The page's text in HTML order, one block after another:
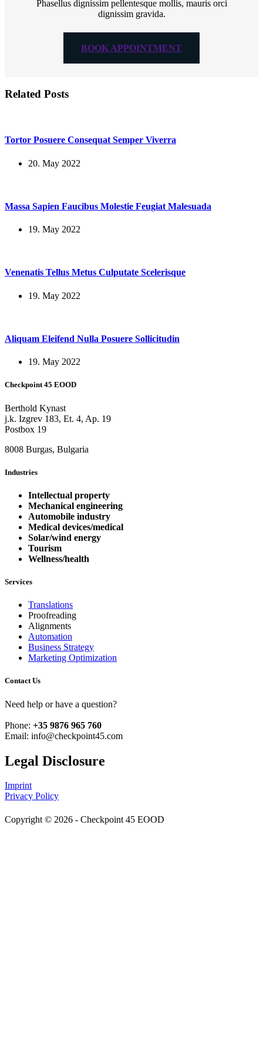
Phasellus dignissim pellentesque mollis, mauris orci
dignissim gravida.
BOOK APPOINTMENT
Related Posts
Tortor Posuere Consequat Semper Viverra
20. May 2022
Massa Sapien Faucibus Molestie Feugiat Malesuada
19. May 2022
Venenatis Tellus Metus Culputate Scelerisque
19. May 2022
Aliquam Eleifend Nulla Posuere Sollicitudin
19. May 2022
Checkpoint 45 EOOD
Berthold Kynast
j.k. Izgrev 183, Et. 4, Ap. 19
Postbox 19
8008 Burgas, Bulgaria
Industries
Intellectual property
Mechanical engineering
Automobile industry
Medical devices/medical
Solar/wind energy
Tourism
Wellness/health
Services
Translations
Proofreading
Alignments
Automation
Business Strategy
Marketing Optimization
Contact Us
Need help or have a question?
Phone: +35 9876 965 760
Email: info@checkpoint45.com
Legal Disclosure
Imprint
Privacy Policy
Copyright © 2026 - Checkpoint 45 EOOD